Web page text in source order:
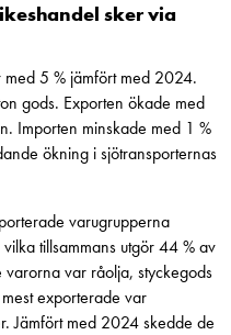
sker via
5 % jämfört med 2024.
gods. Exporten ökade med
Importen minskade med 1 %
ökning i sjötransporternas
varugrupperna
tillsammans utgör 44 % av
varorna var råolja, styckegods
exporterade var
Jämfört med 2024 skedde de